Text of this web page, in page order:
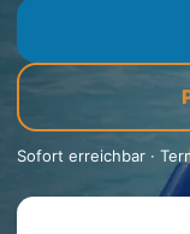
Sofort erreichbar ·